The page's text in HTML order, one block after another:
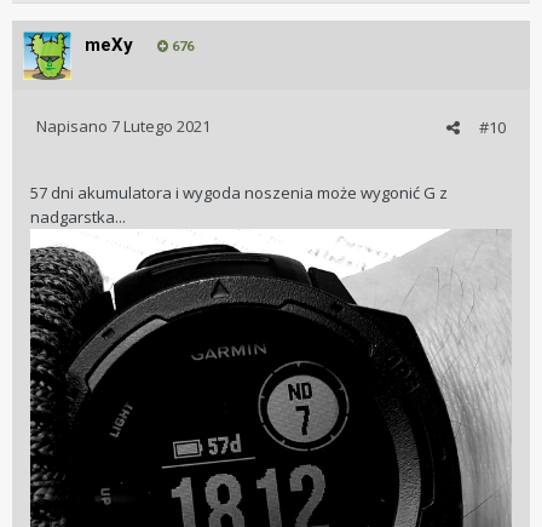
meXy 676
#10
Napisano 7 Lutego 2021
57 dni akumulatora i wygoda noszenia może wygonić G z
nadgarstka...